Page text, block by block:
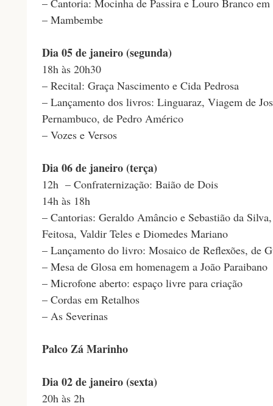
– Mambembe
Dia 05 de janeiro (segunda)
18h às 20h30
– Recital: Graça Nascimento e Cida Pedrosa
– Lançamento dos livros: Linguaraz, Viagem de
Pernambuco, de Pedro Américo
– Vozes e Versos
Dia 06 de janeiro (terça)
12h – Confraternização: Baião de Dois
14h às 18h
– Cantorias: Geraldo Amâncio e Sebastião da
Feitosa, Valdir Teles e Diomedes Mariano
– Lançamento do livro: Mosaico de Reflexões, de
– Mesa de Glosa em homenagem a João Paraibano
– Microfone aberto: espaço livre para criação
– Cordas em Retalhos
– As Severinas
Palco Zá Marinho
Dia 02 de janeiro (sexta)
20h às 2h